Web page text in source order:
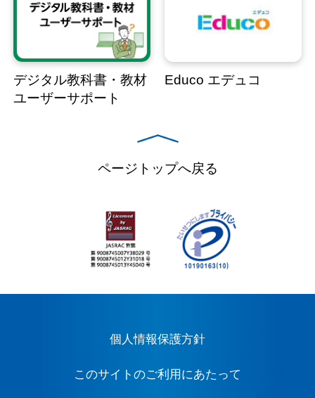
デジタル教科書・教材
ユーザーサポート
Educo エデュコ
ページトップへ戻る
個人情報保護方針
このサイトのご利用にあたって